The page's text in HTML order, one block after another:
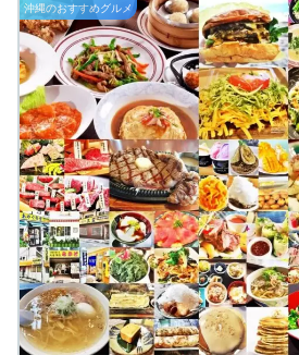
沖縄のおすすめグルメ